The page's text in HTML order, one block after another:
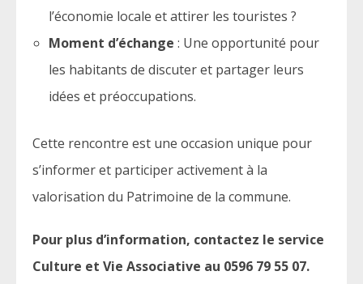
l’économie locale et attirer les touristes ?
Moment d’échange : Une opportunité pour
les habitants de discuter et partager leurs
idées et préoccupations.
Cette rencontre est une occasion unique pour
s’informer et participer activement à la
valorisation du Patrimoine de la commune.
Pour plus d’information, contactez le service
Culture et Vie Associative au 0596 79 55 07.